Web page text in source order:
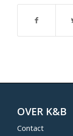
OVER K&B
Contact